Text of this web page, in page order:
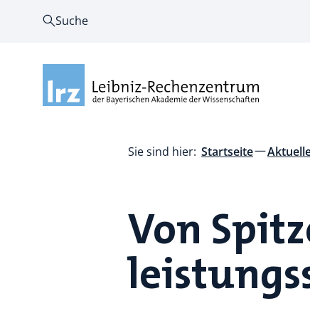
Suche
Sie sind hier: Startseite
Von